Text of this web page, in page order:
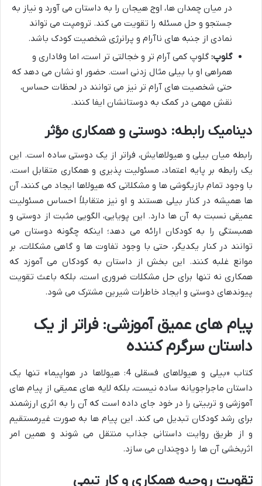
در میان چمدان ها، اوج هیجان را به داستان می آورد و نیاز به
جستجو و حل مسئله را تقویت می کند. ترومپت می تواند
نمادی از جنبه های ناآرام و پرانرژی شخصیت کودک باشد.
گلوپ: گلوپ کمی آرام تر و خجالتی تر است، اما وفاداری و
همراهی او با بیلی مثال زدنی است. حضور او نشان می دهد که
حتی شخصیت های آرام تر نیز می توانند در لحظات حساس،
نقش مهمی در کمک به دوستانشان ایفا کنند.
دینامیک رابطه: دوستی و همکاری مؤثر
رابطه میان بیلی و هیولاهایش، فراتر از یک دوستی ساده است. این
یک رابطه بر پایه اعتماد، مسئولیت پذیری و همکاری متقابل است.
با وجود تمام بازیگوشی ها و مشکلاتی که هیولاها ایجاد می کنند، آن
ها همیشه در کنار بیلی هستند و او نیز متقابلاً احساس مسئولیت
عمیقی نسبت به آن ها دارد. این پویایی، الگویی مثبت از دوستی و
همبستگی را به کودکان ارائه می دهد؛ اینکه چگونه دوستان می
توانند در کنار یکدیگر، حتی با وجود تفاوت ها و گاهی مشکلات، بر
موانع غلبه کنند. این بخش از داستان به کودکان می آموزد که
همکاری نه تنها برای حل مشکلات ضروری است، بلکه باعث تقویت
پیوندهای دوستی و ایجاد خاطرات شیرین مشترک می شود.
پیام های عمیق آموزشی: فراتر از یک
داستان سرگرم کننده
کتاب «بیلی و هیولاهای فسقلی 4: هیولاها در هواپیما» تنها یک
داستان ماجراجویانه ساده نیست، بلکه لایه های عمیقی از پیام های
آموزشی و تربیتی را در خود جای داده است که آن را به اثری ارزشمند
برای رشد کودکان تبدیل می کند. این پیام ها به صورت غیرمستقیم
و از طریق روایت داستانی جذاب منتقل می شوند و همین امر
اثربخشی آن ها را دوچندان می سازد.
تقویت روحیه همکاری و کار تیمی